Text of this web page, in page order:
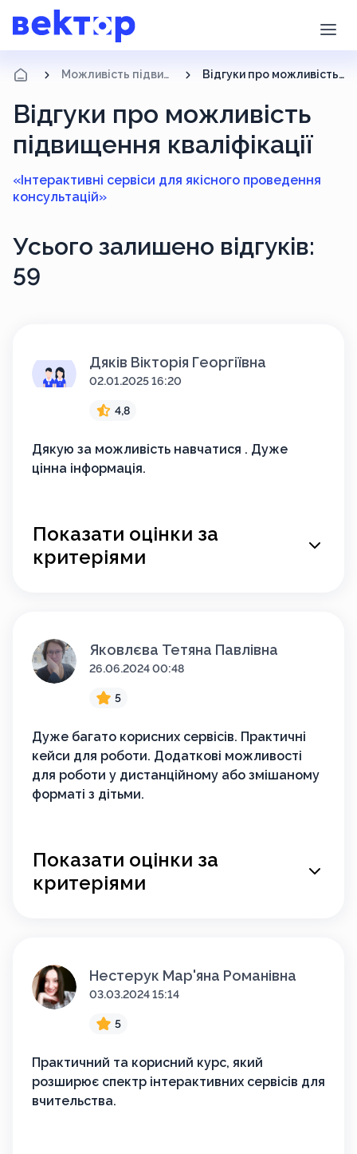
Можливість підвищення кваліфікації Відгуки про можливість підвищення кваліфікації
Відгуки про можливість
підвищення кваліфікації
«Інтерактивні сервіси для якісного проведення
консультацій»
Усього залишено відгуків:
59
Дяків Вікторія Георгіївна
02.01.2025 16:20
4,8
Дякую за можливість навчатися . Дуже
цінна інформація.
Показати оцінки за
критеріями
Яковлєва Тетяна Павлівна
26.06.2024 00:48
5
Дуже багато корисних сервісів. Практичні
кейси для роботи. Додаткові можливості
для роботи у дистанційному або змішаному
форматі з дітьми.
Показати оцінки за
критеріями
Нестерук Мар'яна Романівна
03.03.2024 15:14
5
Практичний та корисний курс, який
розширює спектр інтерактивних сервісів для
вчительства.